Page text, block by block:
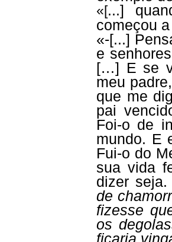
«[...]
começou
«-[...]
e
[…] E se
meu
que me
pai
Foi-o de
mundo. E
Fui-o do
sua vida
dizer
de
fizesse
os
ficaria